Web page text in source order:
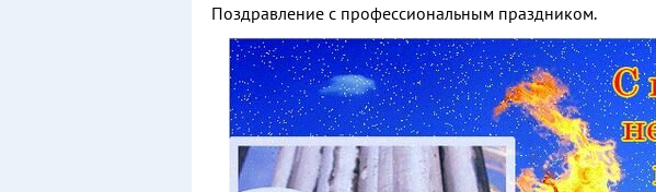
Поздравление с профессиональным праздником.